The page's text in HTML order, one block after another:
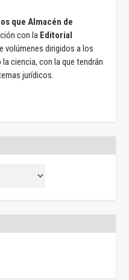
que Almacén de
con la Editorial
volúmenes dirigidos a los
ciencia, con la que tendrán
jurídicos.